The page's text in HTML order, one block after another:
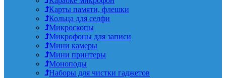
Карты памяти, флешки
Кольца для селфи
Микроскопы
Микрофоны для записи
Мини камеры
Мини принтеры
Моноподы
Наборы для чистки гаджетов